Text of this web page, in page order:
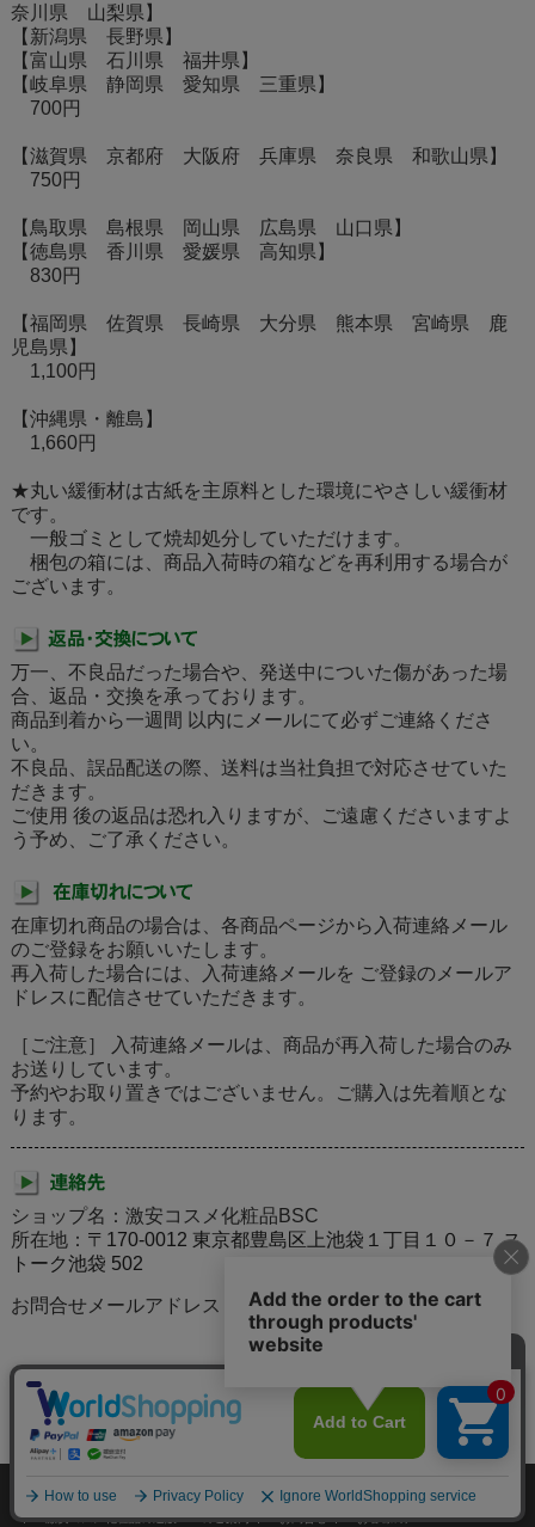
奈川県 山梨県】
【新潟県 長野県】
【富山県 石川県 福井県】
【岐阜県 静岡県 愛知県 三重県】
700円
【滋賀県 京都府 大阪府 兵庫県 奈良県 和歌山県】
750円
【鳥取県 島根県 岡山県 広島県 山口県】
【徳島県 香川県 愛媛県 高知県】
830円
【福岡県 佐賀県 長崎県 大分県 熊本県 宮崎県 鹿
児島県】
1,100円
【沖縄県・離島】
1,660円
★丸い緩衝材は古紙を主原料とした環境にやさしい緩衝材
です。
一般ゴミとして焼却処分していただけます。
梱包の箱には、商品入荷時の箱などを再利用する場合が
ございます。
万一、不良品だった場合や、発送中についた傷があった場
合、返品・交換を承っております。
商品到着から一週間 以内にメールにて必ずご連絡くださ
い。
不良品、誤品配送の際、送料は当社負担で対応させていた
だきます。
ご使用 後の返品は恐れ入りますが、ご遠慮くださいますよ
う予め、ご了承ください。
在庫切れ商品の場合は、各商品ページから入荷連絡メール
のご登録をお願いいたします。
再入荷した場合には、入荷連絡メールを ご登録のメールア
ドレスに配信させていただきます。
［ご注意］ 入荷連絡メールは、商品が再入荷した場合のみ
お送りしています。
予約やお取り置きではございません。ご購入は先着順とな
ります。
ショップ名：激安コスメ化粧品BSC
所在地： 〒170-0012 東京都豊島区上池袋１丁目１０－７ ス
トーク池袋 502
お問合せメールアドレス：rouge5111@gmail.com
個人情報の取り扱いについて
特定商取引法に関する表示
激安コスメ化粧品の通販BSCのご案内
お問合せ お客様の声